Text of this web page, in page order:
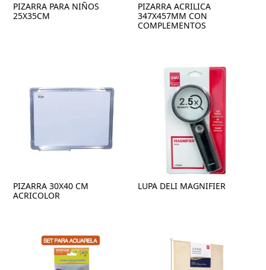
PIZARRA PARA NIÑOS
25X35CM
PIZARRA ACRILICA
347X457MM CON
COMPLEMENTOS
PIZARRA 30X40 CM
ACRICOLOR
LUPA DELI MAGNIFIER